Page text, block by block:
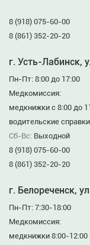
8 (918) 075-60-00
8 (861) 352-20-20
г. Усть-Лабинск,
Пн-Пт: 8:00 до 17:00
Медкомиссия:
медкнижки с 8:00 до
водительские
Сб-Вс: Выходной
8 (918) 075-60-00
8 (861) 352-20-20
г. Белореченск,
Пн-Пт: 7:30-18:00
Медкомиссия:
медкнижки 8:00-12:00